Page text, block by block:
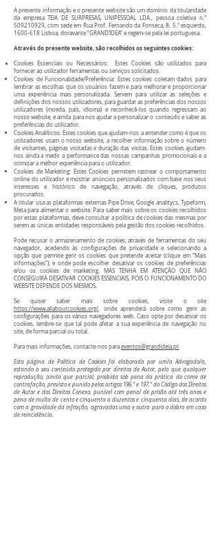
A presente informação e o presente website são um domínio da titularidade
da empresa TEIA DE SURPRESAS, UNIPESSOAL LDA., pessoa coletiva n.º
509210929, com sede em Rua Prof. Fernando da Fonseca, 8, 5.º esquerdo,
1600-618 Lisboa, doravante “GRAND’IDEA” e regem-se pela lei portuguesa.​
Através do presente website, são recolhidos os seguintes cookies:
Cookies Essenciais ou Necessários: Estes Cookies são utilizados para
fornecer ao utilizador ferramentas ou serviços solicitados.
Cookies de Funcionalidade/Preferência: Estes cookies coletam dados para
lembrar as escolhas que os usuários fazem e para melhorar e proporcionar
uma experiência mais personalizada. Servem para utilizar as seleções e
definições dos nossos utilizadores, para guardar as preferências dos nossos
utilizadores (moeda, país, idioma) e reconhecê-los quando regressam ao
nosso website, e ainda para nos ajudar a personalizar o conteúdo e saber as
preferências do utilizador.
Cookies Analíticos: Estes cookies que ajudam-nos a entender como é que os
utilizadores usam o nosso website, a recolher informação sobre o número
de visitantes, páginas visitadas e duração das visitas. Estes cookies ajudam-
nos ainda a medir a performance das nossas campanhas promocionais e a
otimizar a melhor experiência para o utilizador.
Cookies de Marketing: Estes Cookies permitem rastrear o comportamento
online do utilizador e mostrar anúncios personalizados com base nos seus
interesses e histórico de navegação, através de cliques, produtos
procurados.
A titular usa as plataformas externas Pipe Drive, Google analitycs, Typeform,
Meta para alimentar o website. Para saber mais sobre os cookies recolhidos
por estas plataformas, deve consultar a política de cookies das mesmas por
serem as únicas entidades responsáveis pela gestão dos cookies recolhidos.
Pode recusar o armazenamento de cookies, através de ferramentas do seu
navegador, acedendo às configurações de privacidade e selecionando a
opção que permite gerir os cookies que pretende aceitar (clique em “Mais
informações”), e onde pode escolher desativar os cookies de preferências
e/ou os cookies de marketing. MAS TENHA EM ATENÇÃO QUE NÃO
CONSEGUIRÁ DESATIVAR COOKIES ESSENCIAIS, POIS O FUNCIONAMENTO DO
WEBSITE DEPENDE DOS MESMOS.
Se quiser saber mais sobre cookies, visite o site
https://www.allaboutcookies.org/, onde aprenderá sobre como gerir as
configurações para os vários navegadores web. Caso opte por desativar os
cookies, lembre-se que tal pode afetar a sua experiência de navegação no
site, de forma parcial ou total.
Para mais informações, contacte-nos para eventos@grandideia.pt
Esta página de Política de Cookies foi elaborada por um/a Advogado/a,
estando o seu conteúdo protegido por direitos de Autor, pelo que qualquer
reprodução, ainda que parcial, proibida sob pena da prática do crime de
contrafação, previsto e punido pelos artigos 196.º e 197.º do Código dos Direitos
de Autor e dos Direitos Conexo, punível com penal de prisão até três anos e
pena de multa de cento e cinquenta a duzentos e cinquenta dias, de acordo
com a gravidade da infração, agravadas uma e outra para o dobro em caso
de reincidência.